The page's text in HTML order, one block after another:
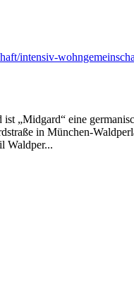
intensiv-
„Midgard“ eine
in München-
Waldper...